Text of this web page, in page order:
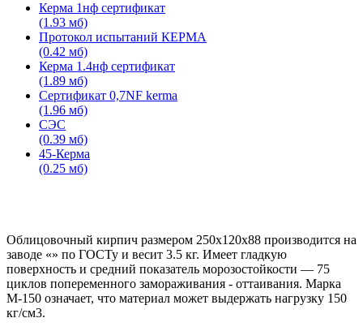
Керма 1нф сертификат
(1.93 мб)
Протокол испытаний КЕРМА
(0.42 мб)
Керма 1.4нф сертификат
(1.89 мб)
Сертификат 0,7NF kerma
(1.96 мб)
СЭС
(0.39 мб)
45-Керма
(0.25 мб)
Облицовочный кирпич размером 250x120x88 производится на
заводе «» по ГОСТу и весит 3.5 кг. Имеет гладкую
поверхность и средний показатель морозостойкости — 75
циклов попеременного замораживания - оттаивания. Марка
М-150 означает, что материал может выдержать нагрузку 150
кг/см3.